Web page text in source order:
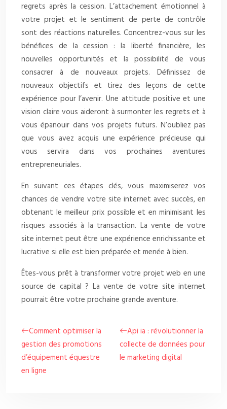
regrets après la cession. L’attachement émotionnel à
votre projet et le sentiment de perte de contrôle
sont des réactions naturelles. Concentrez-vous sur les
bénéfices de la cession : la liberté financière, les
nouvelles opportunités et la possibilité de vous
consacrer à de nouveaux projets. Définissez de
nouveaux objectifs et tirez des leçons de cette
expérience pour l’avenir. Une attitude positive et une
vision claire vous aideront à surmonter les regrets et à
vous épanouir dans vos projets futurs. N’oubliez pas
que vous avez acquis une expérience précieuse qui
vous servira dans vos prochaines aventures
entrepreneuriales.
En suivant ces étapes clés, vous maximiserez vos
chances de vendre votre site internet avec succès, en
obtenant le meilleur prix possible et en minimisant les
risques associés à la transaction. La vente de votre
site internet peut être une expérience enrichissante et
lucrative si elle est bien préparée et menée à bien.
Êtes-vous prêt à transformer votre projet web en une
source de capital ? La vente de votre site internet
pourrait être votre prochaine grande aventure.
Comment optimiser la
gestion des promotions
d’équipement équestre
en ligne
Api ia : révolutionner la
collecte de données pour
le marketing digital